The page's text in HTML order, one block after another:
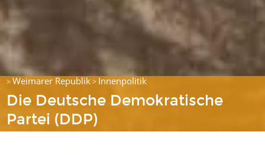
>Weimarer Republik> Innenpolitik
Die Deutsche Demokratische
Partei (DDP)